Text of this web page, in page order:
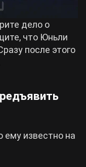
дело о
что Юньли
после этого
ему известно на